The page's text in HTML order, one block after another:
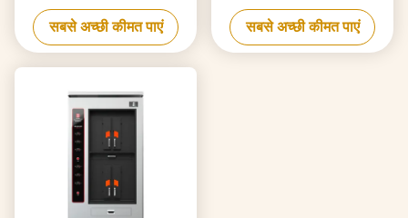
सबसे अच्छी कीमत पाएं
BBQ ग्रिल ओवन उपकरण
सबसे अच्छी कीमत पाएं